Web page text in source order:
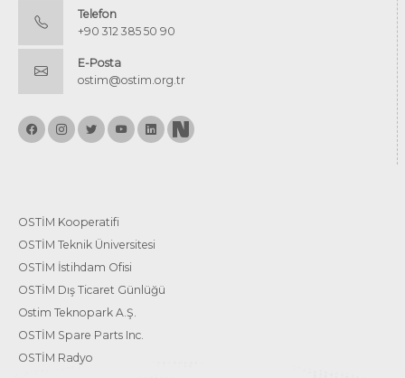
Telefon
+90 312 385 50 90
E-Posta
ostim@ostim.org.tr
OSTİM Kooperatifi
OSTİM Teknik Üniversitesi
OSTİM İstihdam Ofisi
OSTİM Dış Ticaret Günlüğü
Ostim Teknopark A.Ş.
OSTİM Spare Parts Inc.
OSTİM Radyo